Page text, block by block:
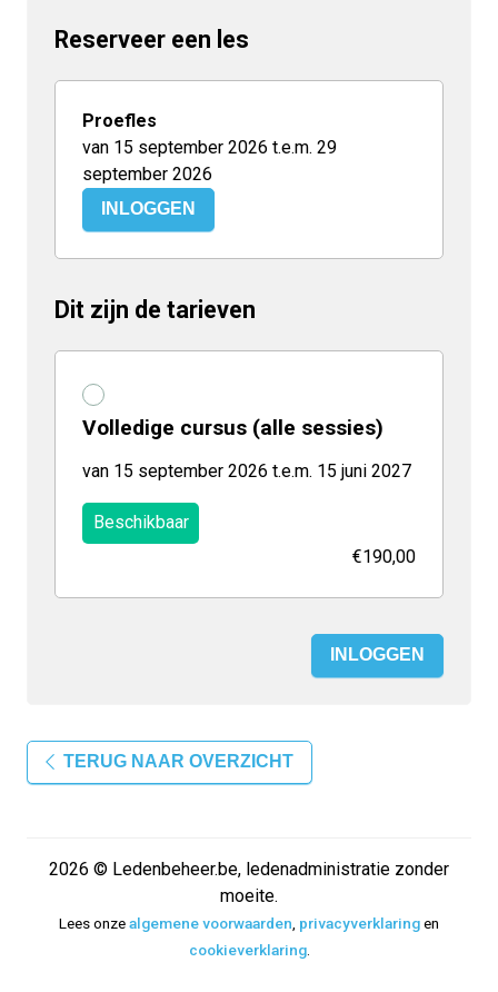
Reserveer een les
Proefles
van 15 september 2026 t.e.m. 29
september 2026
INLOGGEN
Dit zijn de tarieven
Volledige cursus (alle sessies)
van 15 september 2026 t.e.m. 15 juni 2027
Beschikbaar
€190,00
INLOGGEN
TERUG NAAR OVERZICHT
2026 © Ledenbeheer.be, ledenadministratie zonder
moeite.
Lees onzealgemene voorwaarden privacyverklaringen
cookieverklaring.